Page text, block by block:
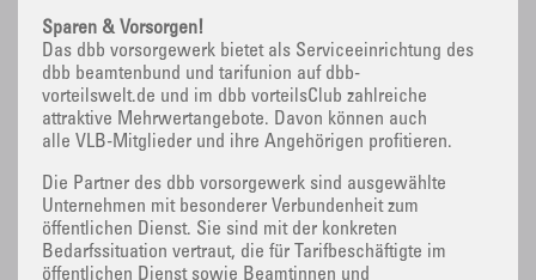
Sparen & Vorsorgen!
Das dbb vorsorgewerk bietet als Serviceeinrichtung des
dbb beamtenbund und tarifunion auf dbb-
vorteilswelt.de und im dbb vorteilsClub zahlreiche
attraktive Mehrwertangebote. Davon können auch
alle VLB-Mitglieder und ihre Angehörigen profitieren.
Die Partner des dbb vorsorgewerk sind ausgewählte
Unternehmen mit besonderer Verbundenheit zum
öffentlichen Dienst. Sie sind mit der konkreten
Bedarfssituation vertraut, die für Tarifbeschäftigte im
öffentlichen Dienst sowie Beamtinnen und